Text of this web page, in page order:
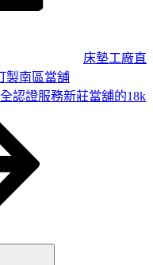
床墊工廠直
製南區當舖
認證服務新莊當舖的18k